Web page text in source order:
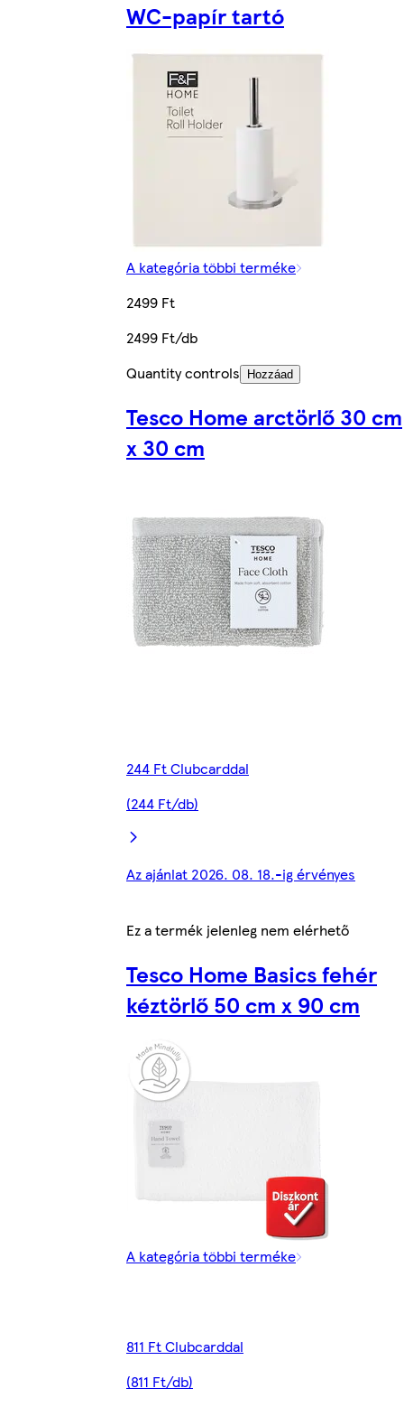
WC-papír tartó
A kategória többi terméke
2499 Ft
2499 Ft/db
Quantity controls
Hozzáad
Tesco Home arctörlő 30 cm
x 30 cm
244 Ft Clubcarddal
(244 Ft/db)
Az ajánlat 2026. 08. 18.-ig érvényes
Ez a termék jelenleg nem elérhető
Tesco Home Basics fehér
kéztörlő 50 cm x 90 cm
A kategória többi terméke
811 Ft Clubcarddal
(811 Ft/db)